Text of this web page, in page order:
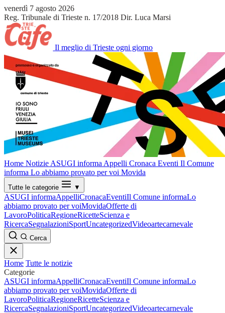
venerdì 7 agosto 2026
Reg. Tribunale di Trieste n. 17/2018 Dir. Luca Marsi
Il meglio di Trieste ogni giorno
Home Notizie ASUGI informa Appelli Cronaca Eventi Il Comune
informa Lo abbiamo provato per voi Movida
Tutte le categorie ▼
ASUGI informaAppelliCronacaEventiIl Comune informaLo
abbiamo provato per voiMovidaOfferte di
LavoroPoliticaRegioneRicetteScienza e
RicercaSegnalazioniSportUncategorizedVideoartecarnevale
Cerca
Home Tutte le notizie
Categorie
ASUGI informaAppelliCronacaEventiIl Comune informaLo
abbiamo provato per voiMovidaOfferte di
LavoroPoliticaRegioneRicetteScienza e
RicercaSegnalazioniSportUncategorizedVideoartecarnevale